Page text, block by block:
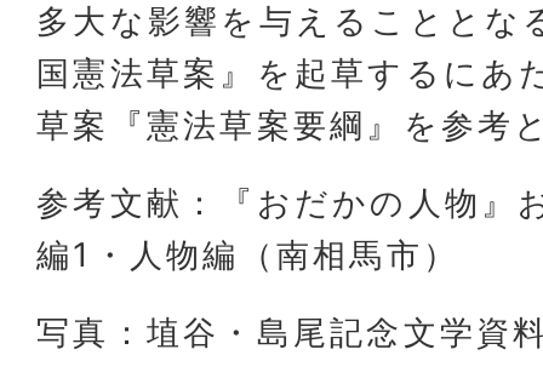
多大な影響を与えることとな
国憲法草案』を起草するにあ
草案『憲法草案要綱』を参考
参考文献：『おだかの人物』
編1・人物編（南相馬市）
写真：埴谷・島尾記念文学資